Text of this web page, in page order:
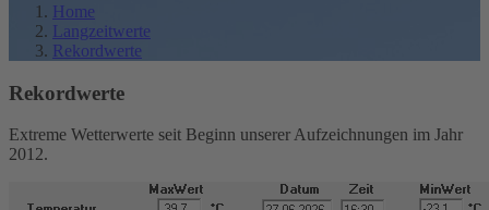
Home
Langzeitwerte
Rekordwerte
Rekordwerte
Extreme Wetterwerte seit Beginn unserer Aufzeichnungen im Jahr
2012.